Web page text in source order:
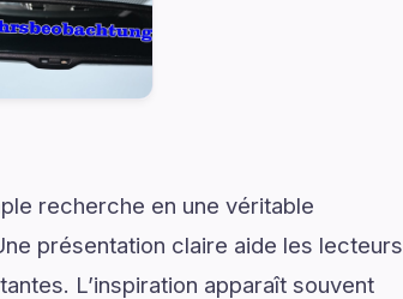
recherche en une véritable
présentation claire aide les lecteurs
L’inspiration apparaît souvent